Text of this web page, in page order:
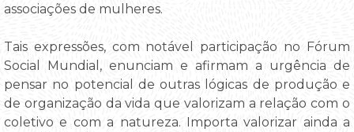
associações de mulheres.
Tais expressões, com notável participação no Fórum
Social Mundial, enunciam e afirmam a urgência de
pensar no potencial de outras lógicas de produção e
de organização da vida que valorizam a relação com o
coletivo e com a natureza. Importa valorizar ainda a